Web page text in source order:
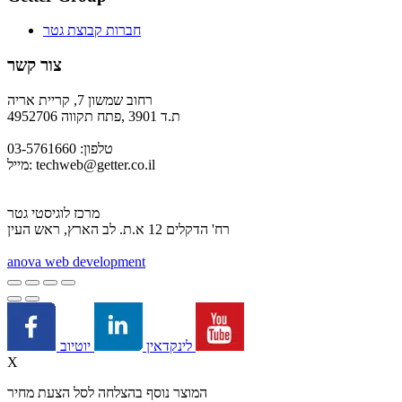
חברות קבוצת גטר
צור קשר
רחוב שמשון 7, קריית אריה
ת.ד 3901 ,פתח תקווה 4952706
טלפון: 03-5761660
מייל: techweb@getter.co.il
מרכז לוגיסטי גטר
רח' הדקלים 12 א.ת. לב הארץ, ראש העין
anova web development
לינקדאין
X
המוצר נוסף בהצלחה לסל הצעת מחיר